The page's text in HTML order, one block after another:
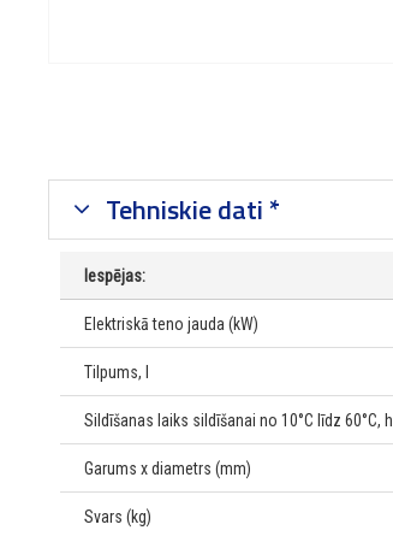
Tehniskie dati *
Iespējas:
Elektriskā teno jauda (kW)
Tilpums, l
Sildīšanas laiks sildīšanai no 10°C līdz 60°C, h
Garums x diametrs (mm)
Svars (kg)